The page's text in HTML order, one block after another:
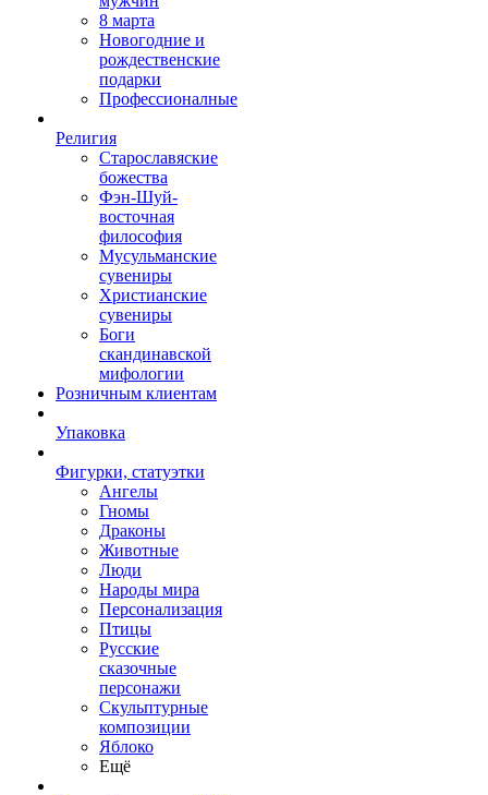
8 марта
Новогодние и
рождественские
подарки
Профессионалные
Религия
Старославяские
божества
Фэн-Шуй-
восточная
философия
Мусульманские
сувениры
Христианские
сувениры
Боги
скандинавской
мифологии
Розничным клиентам
Упаковка
Фигурки, статуэтки
Ангелы
Гномы
Драконы
Животные
Люди
Народы мира
Персонализация
Птицы
Русские
сказочные
персонажи
Скульптурные
композиции
Яблоко
Ещё